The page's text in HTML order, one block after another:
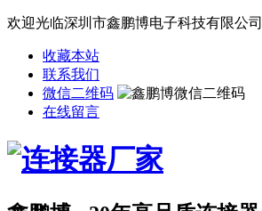
欢迎光临深圳市鑫鹏博电子科技有限公司
收藏本站
联系我们
微信二维码
在线留言